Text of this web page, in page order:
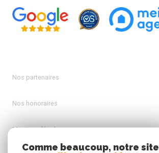
Nos partenaires
Nos honoraires
Mentions légales
Comme beaucoup, notre site